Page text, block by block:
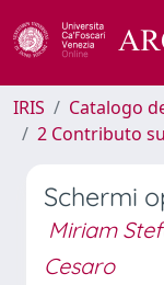
IRIS
Catalogo
2 Contributo
Schermi
Miriam
Cesaro